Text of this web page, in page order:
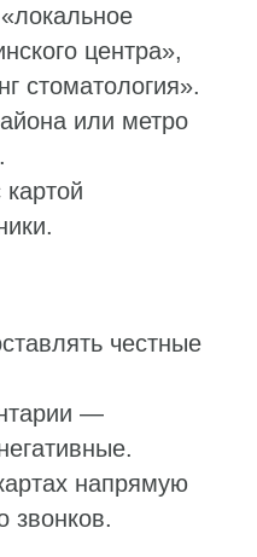
центра»,
стоматология».
или метро
честные
—
напрямую
звонков.